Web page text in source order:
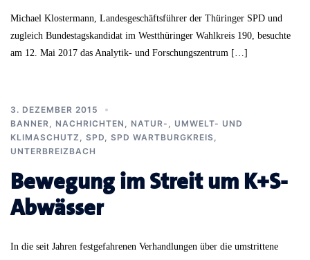
Michael Klostermann, Landesgeschäftsführer der Thüringer SPD und
zugleich Bundestagskandidat im Westthüringer Wahlkreis 190, besuchte
am 12. Mai 2017 das Analytik- und Forschungszentrum […]
3. DEZEMBER 2015
BANNER
NACHRICHTEN
NATUR-, UMWELT- UND
KLIMASCHUTZ
SPD SPD WARTBURGKREIS
UNTERBREIZBACH
Bewegung im Streit um K+S-
Abwässer
In die seit Jahren festgefahrenen Verhandlungen über die umstrittene